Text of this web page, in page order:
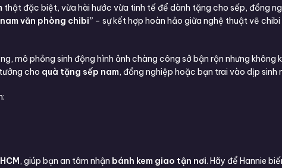
thật đặc biệt, vừa hài hước vừa tinh tế để dành tặng cho sếp, đồng
văn phòng chibi” – sự kết hợp hoàn hảo giữa nghệ thuật vẽ
mô phỏng sinh động hình ảnh chàng công sở bận rộn nhưng không
cho quà tặng sếp nam, đồng nghiệp hoặc bạn trai vào dịp sinh
, giúp bạn an tâm nhận bánh kem giao tận nơi. Hãy để Hannie